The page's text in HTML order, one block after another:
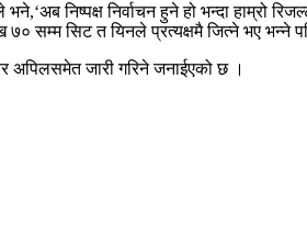
निष्पक्ष निर्वाचन हुने हो भन्दा हाम्रो
सम्म सिट त यिनले प्रत्यक्षमै जित्ने भए भन्ने
अपिलसमेत जारी गरिने जनाईएको छ ।